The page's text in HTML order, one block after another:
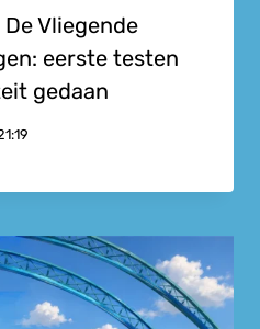
Vliegende
eerste testen
gedaan